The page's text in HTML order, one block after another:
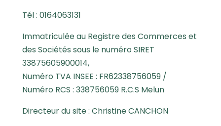
Tél : 0164063131
Immatriculée au Registre des Commerces et
des Sociétés sous le numéro SIRET
33875605900014,
Numéro TVA INSEE : FR62338756059 /
Numéro RCS : 338756059 R.C.S Melun
Directeur du site : Christine CANCHON